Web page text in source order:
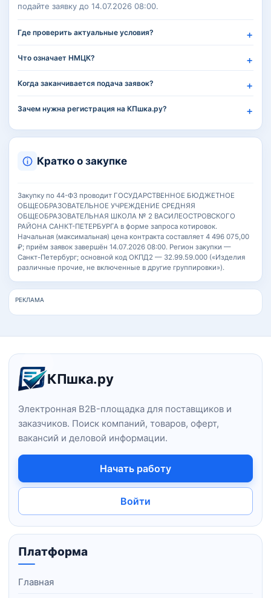
подайте заявку до 14.07.2026 08:00.
Где проверить актуальные условия?
Что означает НМЦК?
Когда заканчивается подача заявок?
Зачем нужна регистрация на КПшка.ру?
Кратко о закупке
Закупку по 44-ФЗ проводит ГОСУДАРСТВЕННОЕ БЮДЖЕТНОЕ
ОБЩЕОБРАЗОВАТЕЛЬНОЕ УЧРЕЖДЕНИЕ СРЕДНЯЯ
ОБЩЕОБРАЗОВАТЕЛЬНАЯ ШКОЛА № 2 ВАСИЛЕОСТРОВСКОГО
РАЙОНА САНКТ-ПЕТЕРБУРГА в форме запроса котировок.
Начальная (максимальная) цена контракта составляет 4 496 075,00
₽; приём заявок завершён 14.07.2026 08:00. Регион закупки —
Санкт-Петербург; основной код ОКПД2 — 32.99.59.000 («Изделия
различные прочие, не включенные в другие группировки»).
РЕКЛАМА
Навигация и информация о
КПшка.ру
Электронная B2B-площадка для поставщиков и
заказчиков. Поиск компаний, товаров, оферт,
вакансий и деловой информации.
Начать работу
Войти
Платформа
Главная